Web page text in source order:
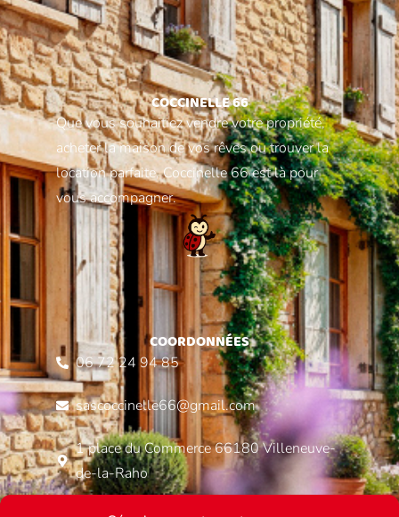
COCCINELLE 66
Que vous souhaitiez vendre votre propriété,
acheter la maison de vos rêves ou trouver la
location parfaite, Coccinelle 66 est là pour
vous accompagner.
COORDONNÉES
06 72 24 94 85
sascoccinelle66@gmail.com
1 place du Commerce 66180 Villeneuve-
de-la-Raho